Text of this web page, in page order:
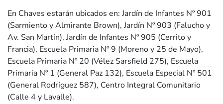
En Chaves estarán ubicados en: Jardín de Infantes Nº 901
(Sarmiento y Almirante Brown), Jardín Nº 903 (Falucho y
Av. San Martín), Jardín de Infantes Nº 905 (Cerrito y
Francia), Escuela Primaria Nº 9 (Moreno y 25 de Mayo),
Escuela Primaria Nº 20 (Vélez Sarsfield 275), Escuela
Primaria Nº 1 (General Paz 132), Escuela Especial Nº 501
(General Rodríguez 587), Centro Integral Comunitario
(Calle 4 y Lavalle).